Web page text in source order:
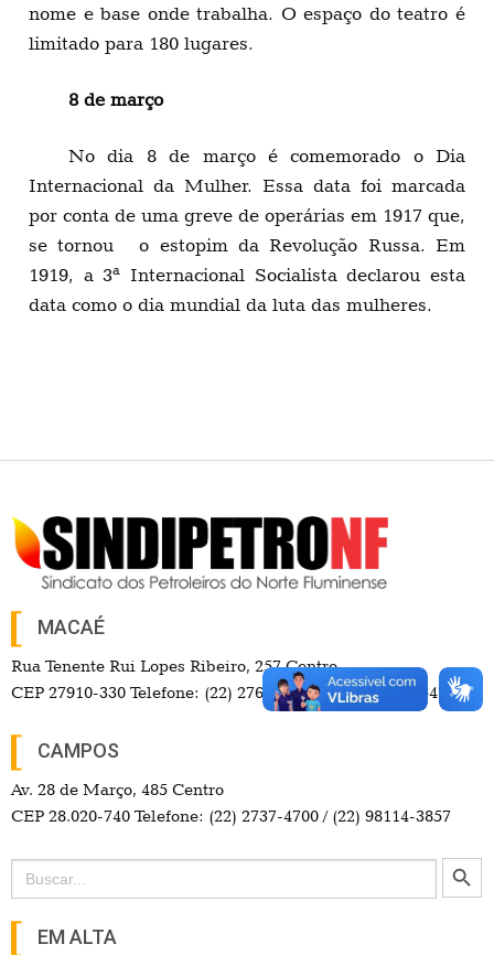
nome e base onde trabalha. O espaço do teatro é
limitado para 180 lugares.
8 de março
No dia 8 de março é comemorado o Dia
Internacional da Mulher. Essa data foi marcada
por conta de uma greve de operárias em 1917 que,
se tornou o estopim da Revolução Russa. Em
1919, a 3ª Internacional Socialista declarou esta
data como o dia mundial da luta das mulheres.
MACAÉ
Rua Tenente Rui Lopes Ribeiro, 257 Centro
CEP 27910-330 Telefone: (22) 2765-9550 / (22) 99742-3547
CAMPOS
Av. 28 de Março, 485 Centro
CEP 28.020-740 Telefone: (22) 2737-4700 / (22) 98114-3857
Search
for:
Search Button
EM ALTA